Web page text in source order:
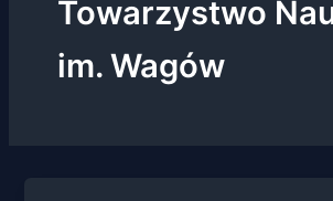
Towarzystwo
im. Wagów